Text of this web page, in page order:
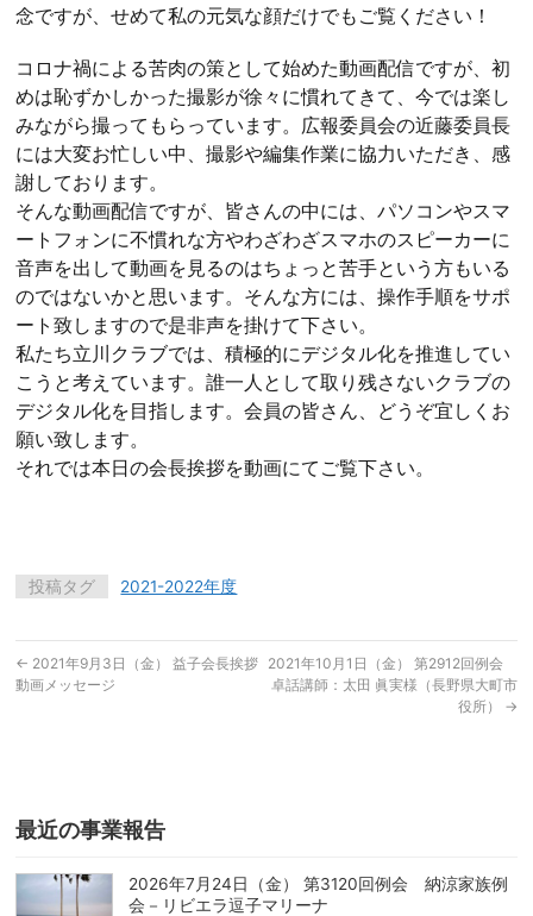
念ですが、せめて私の元気な顔だけでもご覧ください！
コロナ禍による苦肉の策として始めた動画配信ですが、初
めは恥ずかしかった撮影が徐々に慣れてきて、今では楽し
みながら撮ってもらっています。広報委員会の近藤委員長
には大変お忙しい中、撮影や編集作業に協力いただき、感
謝しております。
そんな動画配信ですが、皆さんの中には、パソコンやスマ
ートフォンに不慣れな方やわざわざスマホのスピーカーに
音声を出して動画を見るのはちょっと苦手という方もいる
のではないかと思います。そんな方には、操作手順をサポ
ート致しますので是非声を掛けて下さい。
私たち立川クラブでは、積極的にデジタル化を推進してい
こうと考えています。誰一人として取り残さないクラブの
デジタル化を目指します。会員の皆さん、どうぞ宜しくお
願い致します。
それでは本日の会長挨拶を動画にてご覧下さい。
投稿タグ 2021-2022年度
← 2021年9月3日（金） 益子会長挨拶
動画メッセージ
2021年10月1日（金） 第2912回例会
卓話講師：太田 眞実様（長野県大町市
役所） →
最近の事業報告
2026年7月24日（金） 第3120回例会 納涼家族例
会－リビエラ逗子マリーナ